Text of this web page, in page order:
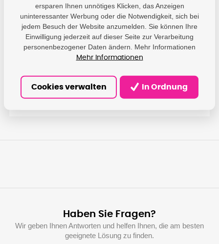
Parameter
Producer
HP - HP Netherlands
DR Amstelveen, NL;
hp@hp.com
Haben Sie Fragen?
Wir geben Ihnen Antworten und helfen Ihnen, die am besten
geeignete Lösung zu finden.
ersparen Ihnen unnötiges Klicken, das Anzeigen
uninteressanter Werbung oder die Notwendigkeit, sich bei
jedem Besuch der Website anzumelden. Sie können Ihre
Einwilligung jederzeit auf dieser Seite zur Verarbeitung
personenbezogener Daten ändern. Mehr Informationen
Mehr Informationen
Cookies verwalten In Ordnung